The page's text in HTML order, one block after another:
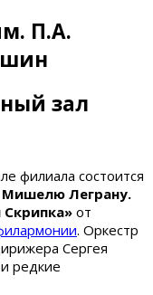
П.А.
зал
филиала состоится
Леграну.
от
. Оркестр
Сергея
редкие